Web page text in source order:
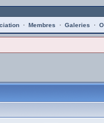
· Membres · Galeries ·